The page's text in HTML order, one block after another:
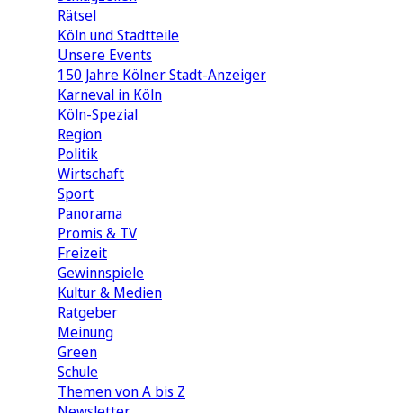
Rätsel
Köln und Stadtteile
Unsere Events
150 Jahre Kölner Stadt-Anzeiger
Karneval in Köln
Köln-Spezial
Region
Politik
Wirtschaft
Sport
Panorama
Promis & TV
Freizeit
Gewinnspiele
Kultur & Medien
Ratgeber
Meinung
Green
Schule
Themen von A bis Z